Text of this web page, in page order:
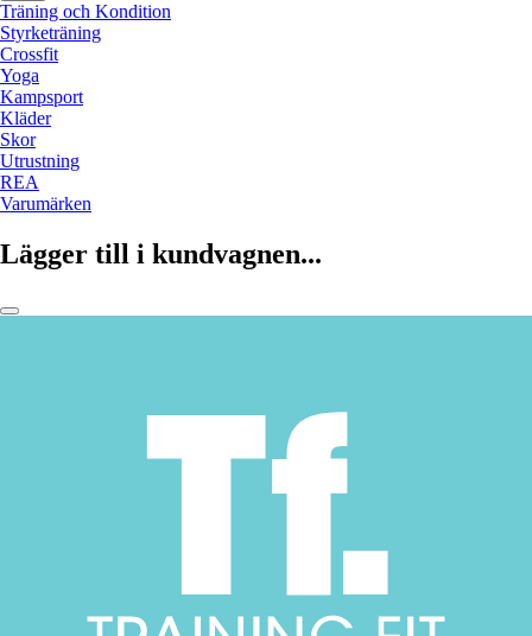
Träning och Kondition
Styrketräning
Crossfit
Yoga
Kampsport
Kläder
Skor
Utrustning
REA
Varumärken
Lägger till i kundvagnen...